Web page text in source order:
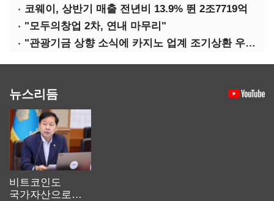
코웨이, 상반기 매출 전년비 13.9% 뛴 2조7719억
"모두의창업 2차, 연내 마무리"
"관광기금 상향 소식에 카지노 업계 조기상환 우려"
뉴스리듬
비트코인도
국가자산으로…'